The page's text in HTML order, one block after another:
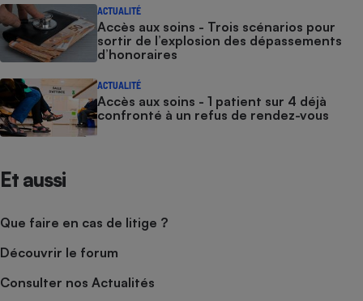
ACTUALITÉ
Accès aux soins - Trois scénarios pour
sortir de l’explosion des dépassements
d’honoraires
ACTUALITÉ
Accès aux soins - 1 patient sur 4 déjà
confronté à un refus de rendez-vous
Et aussi
Que faire en cas de litige ?
Découvrir le forum
Consulter nos Actualités